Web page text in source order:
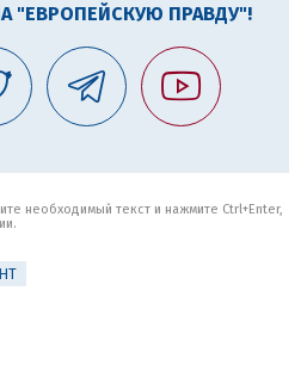
"ЕВРОПЕЙСКУЮ ПРАВДУ"!
необходимый текст и нажмите Ctrl+Enter,